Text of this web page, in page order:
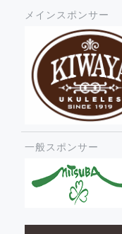
メインスポンサー
一般スポンサー